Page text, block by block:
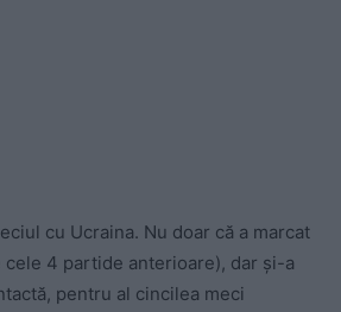
cu Ucraina. Nu doar că a marcat
4 partide anterioare), dar și-a
pentru al cincilea meci